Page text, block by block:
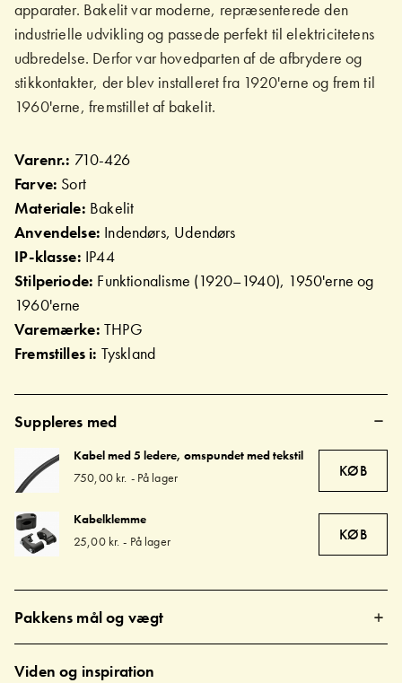
apparater. Bakelit var moderne, repræsenterede den
industrielle udvikling og passede perfekt til elektricitetens
udbredelse. Derfor var hovedparten af de afbrydere og
stikkontakter, der blev installeret fra 1920'erne og frem til
1960'erne, fremstillet af bakelit.
Varenr.: 710-426
Farve: Sort
Materiale: Bakelit
Anvendelse: Indendørs, Udendørs
IP-klasse: IP44
Stilperiode: Funktionalisme (1920–1940), 1950'erne og
1960'erne
Varemærke: THPG
Fremstilles i: Tyskland
Suppleres med
Kabel med 5 ledere, omspundet med tekstil
750,00 kr. - På lager KØB
Kabelklemme
25,00 kr. - På lager KØB
Pakkens mål og vægt
Viden og inspiration